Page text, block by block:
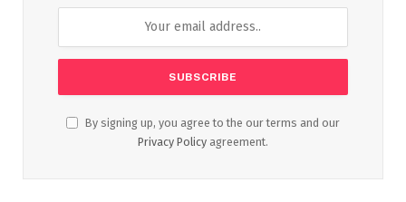
By signing up, you agree to the our terms and our
Privacy Policy agreement.